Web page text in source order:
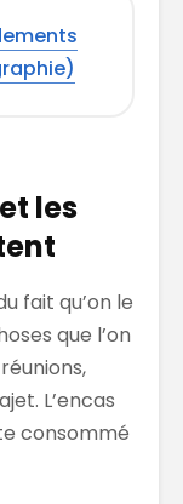
les
fait qu’on le
que l’on
L’encas
consommé